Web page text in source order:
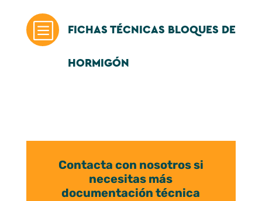
b FICHAS TÉCNICAS BLOQUES DE
HORMIGÓN
Contacta con nosotros si
necesitas más
documentación técnica